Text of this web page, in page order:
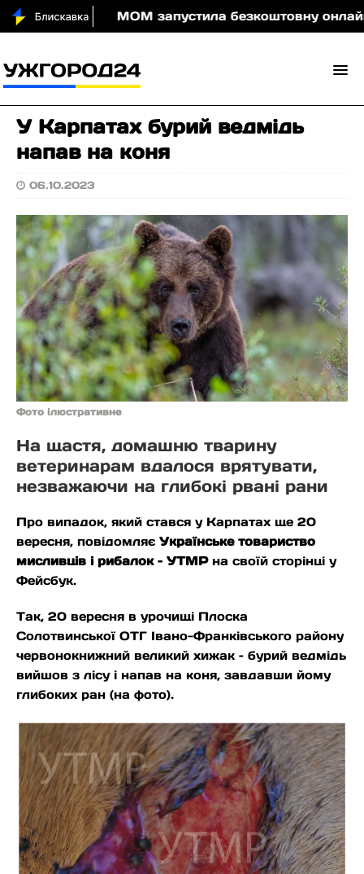
вночі МОМ запустила безкоштовну онлайн-гру,
У Карпатах бурий ведмідь
напав на коня
06.10.2023
Фото ілюстративне
На щастя, домашню тварину
ветеринарам вдалося врятувати,
незважаючи на глибокі рвані рани
Про випадок, який стався у Карпатах ще 20
вересня, повідомляє Українське товариство
мисливців і рибалок – УТМРна своїй сторінці у
Фейсбук.
Так, 20 вересня в урочищі Плоска
Солотвинської ОТГ Івано-Франківського району
червонокнижний великий хижак – бурий ведмідь
вийшов з лісу і напав на коня, завдавши йому
глибоких ран (на фото).